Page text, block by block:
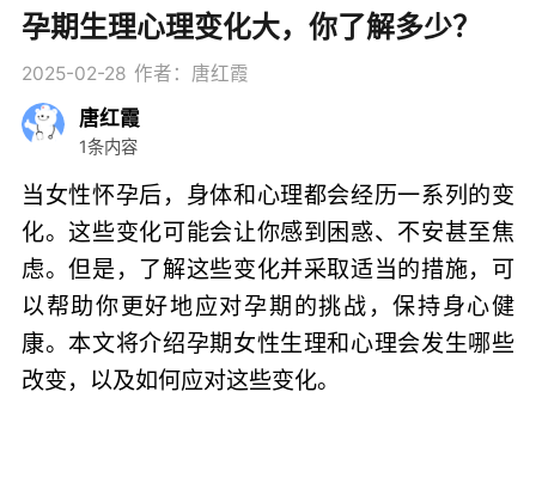
孕期生理心理变化大，你了解多少？
2025-02-28 作者：唐红霞
唐红霞
1条内容
当女性怀孕后，身体和心理都会经历一系列的变
化。这些变化可能会让你感到困惑、不安甚至焦
虑。但是，了解这些变化并采取适当的措施，可
以帮助你更好地应对孕期的挑战，保持身心健
康。本文将介绍孕期女性生理和心理会发生哪些
改变，以及如何应对这些变化。